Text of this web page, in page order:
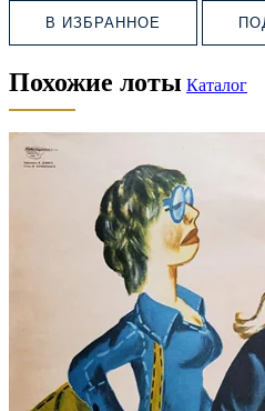
В ИЗБРАННОЕ
Похожие лоты Каталог